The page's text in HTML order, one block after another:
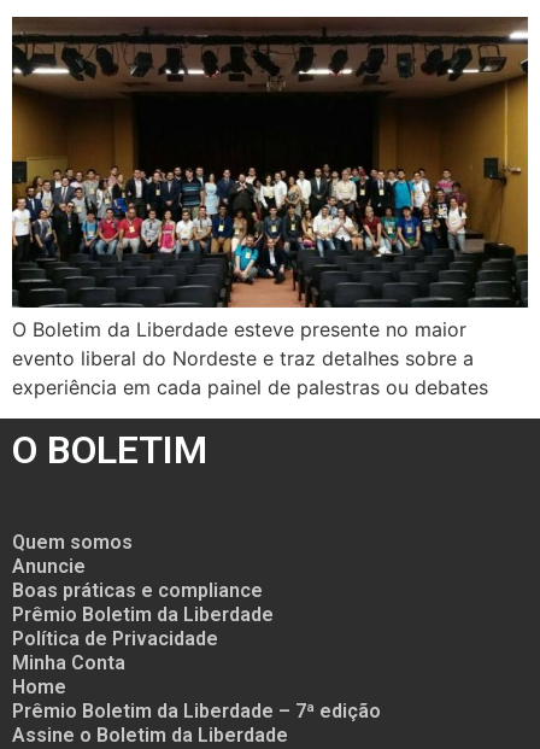
O Boletim da Liberdade esteve presente no maior
evento liberal do Nordeste e traz detalhes sobre a
experiência em cada painel de palestras ou debates
O BOLETIM
Quem somos
Anuncie
Boas práticas e compliance
Prêmio Boletim da Liberdade
Política de Privacidade
Minha Conta
Home
Prêmio Boletim da Liberdade – 7ª edição
Assine o Boletim da Liberdade